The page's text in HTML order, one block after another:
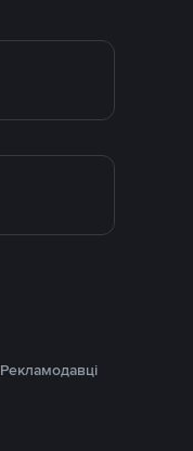
Рекламодавці